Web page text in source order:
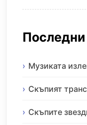
Музиката
Скъпият
Скъпите